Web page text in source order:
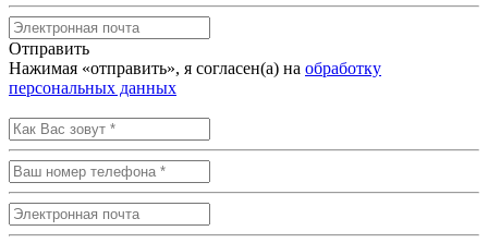
Отправить
Нажимая «отправить», я согласен(а) на обработку
персональных данных